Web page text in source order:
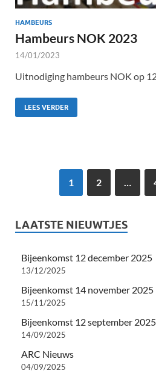
HAMBEURS
Hambeurs NOK 2023
14/01/2023
Uitnodiging hambeurs NOK op
LEES VERDER
1 2 …
LAATSTE NIEUWTJES
Bijeenkomst 12 december 2025
13/12/2025
Bijeenkomst 14 november 2025
15/11/2025
Bijeenkomst 12 september 2025
14/09/2025
ARC Nieuws
04/09/2025